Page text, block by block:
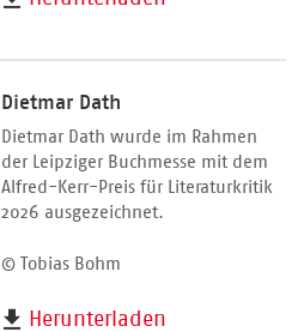
Dietmar Dath
Dietmar Dath wurde im Rahmen
der Leipziger Buchmesse mit dem
Alfred-Kerr-Preis für Literaturkritik
2026 ausgezeichnet.
© Tobias Bohm
Herunterladen